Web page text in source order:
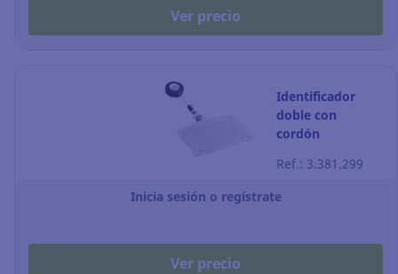
Ver precio
Identificador
doble con
cordón
Durable - 54 x 90
Ref.: 3.381.299
Inicia sesión o regístrate
Ver precio